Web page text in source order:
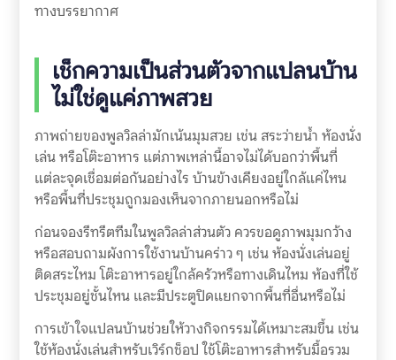
ทางบรรยากาศ
เช็กความเป็นส่วนตัวจากแปลนบ้าน
ไม่ใช่ดูแค่ภาพสวย
ภาพถ่ายของพูลวิลล่ามักเน้นมุมสวย เช่น สระว่ายน้ำ ห้องนั่ง
เล่น หรือโต๊ะอาหาร แต่ภาพเหล่านี้อาจไม่ได้บอกว่าพื้นที่
แต่ละจุดเชื่อมต่อกันอย่างไร บ้านข้างเคียงอยู่ใกล้แค่ไหน
หรือพื้นที่ประชุมถูกมองเห็นจากภายนอกหรือไม่
ก่อนจองรีทรีตทีมในพูลวิลล่าส่วนตัว ควรขอดูภาพมุมกว้าง
หรือสอบถามผังการใช้งานบ้านคร่าว ๆ เช่น ห้องนั่งเล่นอยู่
ติดสระไหม โต๊ะอาหารอยู่ใกล้ครัวหรือทางเดินไหม ห้องที่ใช้
ประชุมอยู่ชั้นไหน และมีประตูปิดแยกจากพื้นที่อื่นหรือไม่
การเข้าใจแปลนบ้านช่วยให้วางกิจกรรมได้เหมาะสมขึ้น เช่น
ใช้ห้องนั่งเล่นสำหรับเวิร์กช็อป ใช้โต๊ะอาหารสำหรับมื้อรวม